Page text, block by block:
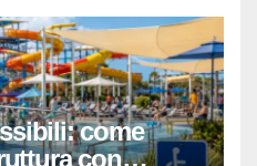
come
con